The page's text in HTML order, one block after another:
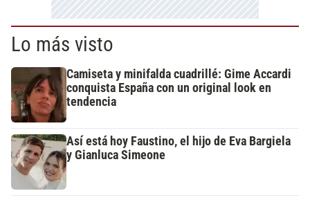
Lo más visto
Camiseta y minifalda cuadrillé: Gime Accardi
conquista España con un original look en
tendencia
Así está hoy Faustino, el hijo de Eva Bargiela
y Gianluca Simeone